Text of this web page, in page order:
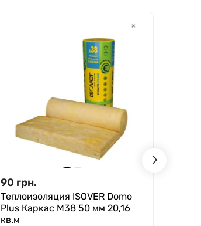
90 грн.
Теплоизоляция ISOVER Domo
Plus Каркас М38 50 мм 20,16
кв.м